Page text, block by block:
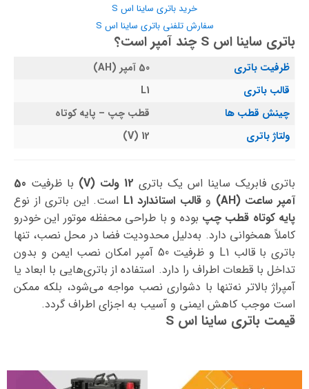
خرید باتری ساینا اس S
سفارش تلفنی باتری ساینا اس S
باتری ساینا اس S چند آمپر است؟
ظرفیت باتری
50 آمپر (AH)
قالب باتری
L1
چینش قطب ها
قطب چپ – پایه کوتاه
ولتاژ باتری
12 (V)
باتری فابریک ساینا اس یک باتری 12 ولت (V) با ظرفیت 50
آمپر ساعت (AH)
وقالب استاندارد L1
است. این باتری از نوع
پایه کوتاه قطب چپ بوده و با طراحی محفظه موتور این خودرو
کاملاً همخوانی دارد. به‌دلیل محدودیت فضا در محل نصب، تنها
باتری با قالب L1 و ظرفیت 50 آمپر امکان نصب ایمن و بدون
تداخل با قطعات اطراف را دارد. استفاده از باتری‌هایی با ابعاد یا
آمپراژ بالاتر نه‌تنها با دشواری نصب مواجه می‌شود، بلکه ممکن
است موجب کاهش ایمنی و آسیب به اجزای اطراف گردد.
قیمت باتری ساینا اس S